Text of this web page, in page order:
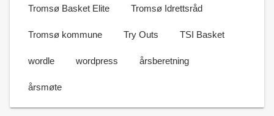
Tromsø Basket Elite Tromsø Idrettsråd
Tromsø kommune Try Outs TSI Basket
wordle wordpress årsberetning
årsmøte